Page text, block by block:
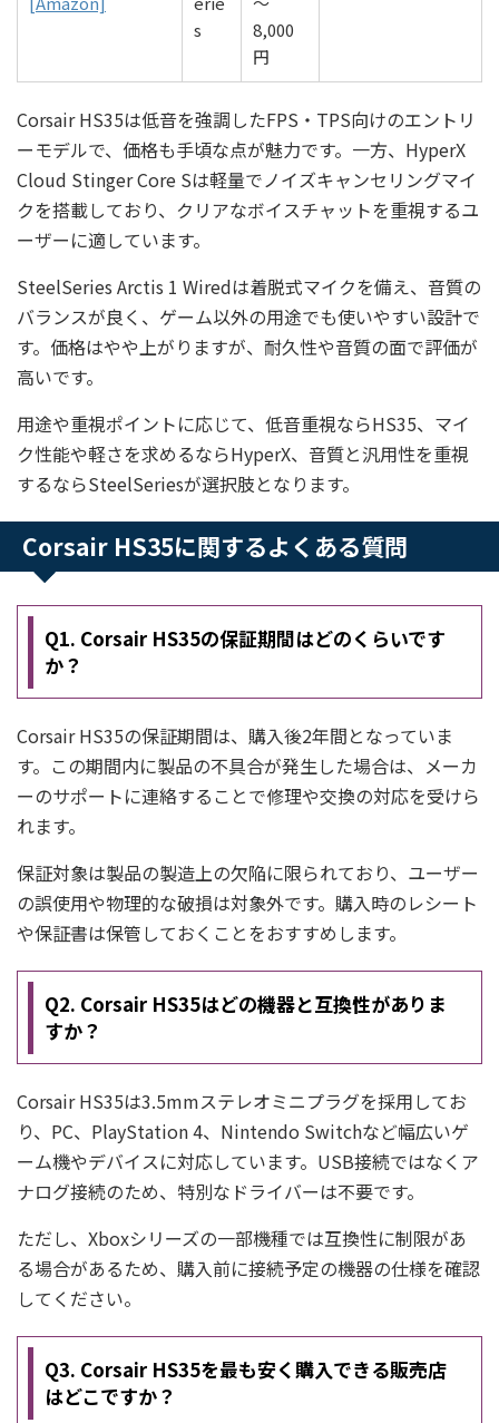
s
8,000
円
Corsair HS35は低音を強調したFPS・TPS向けのエントリ
ーモデルで、価格も手頃な点が魅力です。一方、HyperX
Cloud Stinger Core Sは軽量でノイズキャンセリングマイ
クを搭載しており、クリアなボイスチャットを重視するユ
ーザーに適しています。
SteelSeries Arctis 1 Wiredは着脱式マイクを備え、音質の
バランスが良く、ゲーム以外の用途でも使いやすい設計で
す。価格はやや上がりますが、耐久性や音質の面で評価が
高いです。
用途や重視ポイントに応じて、低音重視ならHS35、マイ
ク性能や軽さを求めるならHyperX、音質と汎用性を重視
するならSteelSeriesが選択肢となります。
Corsair HS35に関するよくある質問
Q1. Corsair HS35の保証期間はどのくらいです
か？
Corsair HS35の保証期間は、購入後2年間となっていま
す。この期間内に製品の不具合が発生した場合は、メーカ
ーのサポートに連絡することで修理や交換の対応を受けら
れます。
保証対象は製品の製造上の欠陥に限られており、ユーザー
の誤使用や物理的な破損は対象外です。購入時のレシート
や保証書は保管しておくことをおすすめします。
Q2. Corsair HS35はどの機器と互換性がありま
すか？
Corsair HS35は3.5mmステレオミニプラグを採用してお
り、PC、PlayStation 4、Nintendo Switchなど幅広いゲ
ーム機やデバイスに対応しています。USB接続ではなくア
ナログ接続のため、特別なドライバーは不要です。
ただし、Xboxシリーズの一部機種では互換性に制限があ
る場合があるため、購入前に接続予定の機器の仕様を確認
してください。
Q3. Corsair HS35を最も安く購入できる販売店
はどこですか？